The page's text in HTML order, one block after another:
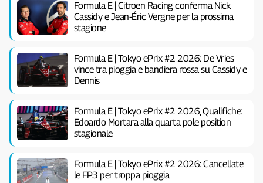
Formula E | Citroen Racing conferma Nick
Cassidy e Jean-Éric Vergne per la prossima
stagione
Formula E | Tokyo ePrix #2 2026: De Vries
vince tra pioggia e bandiera rossa su Cassidy e
Dennis
Formula E | Tokyo ePrix #2 2026, Qualifiche:
Edoardo Mortara alla quarta pole position
stagionale
Formula E | Tokyo ePrix #2 2026: Cancellate
le FP3 per troppa pioggia